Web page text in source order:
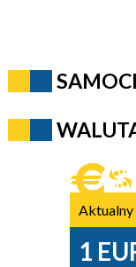
Aktualny
1